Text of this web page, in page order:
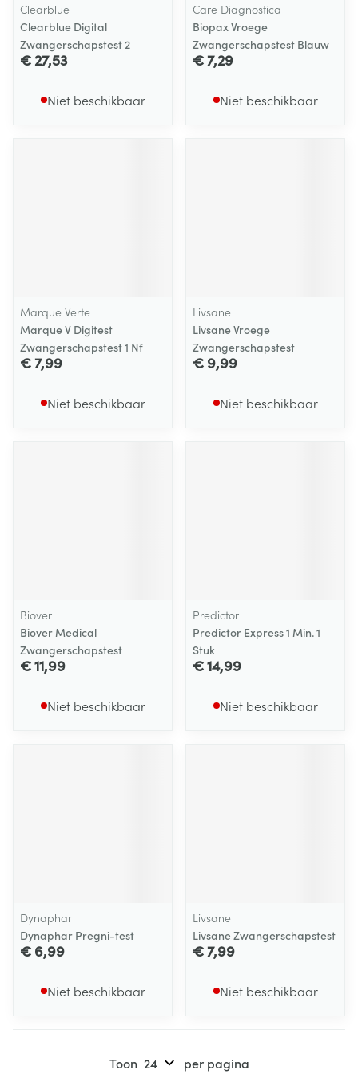
Clearblue
Clearblue Digital
Zwangerschapstest 2
€ 27,53
Niet beschikbaar
Care Diagnostica
Biopax Vroege
Zwangerschapstest Blauw
€ 7,29
Niet beschikbaar
Marque Verte
Marque V Digitest
Zwangerschapstest 1 Nf
€ 7,99
Niet beschikbaar
Livsane
Livsane Vroege
Zwangerschapstest
€ 9,99
Niet beschikbaar
Biover
Biover Medical
Zwangerschapstest
€ 11,99
Niet beschikbaar
Predictor
Predictor Express 1 Min. 1
Stuk
€ 14,99
Niet beschikbaar
Dynaphar
Dynaphar Pregni-test
€ 6,99
Niet beschikbaar
Livsane
Livsane Zwangerschapstest
€ 7,99
Niet beschikbaar
Toon per pagina